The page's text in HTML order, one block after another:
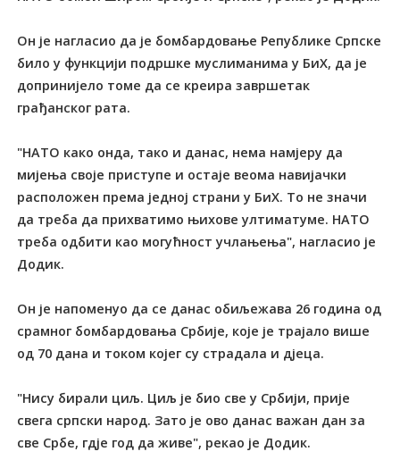
Он је нагласио да је бомбардовање Републике Српске
било у функцији подршке муслиманима у БиХ, да је
допринијело томе да се креира завршетак
грађанског рата.
"НАТО како онда, тако и данас, нема намјеру да
мијења своје приступе и остаје веома навијачки
расположен према једној страни у БиХ. То не значи
да треба да прихватимо њихове ултиматуме. НАТО
треба одбити као могућност учлањења", нагласио је
Додик.
Он је напоменуо да се данас обиљежава 26 година од
срамног бомбардовања Србије, које је трајало више
од 70 дана и током којег су страдала и дјеца.
"Нису бирали циљ. Циљ је био све у Србији, прије
свега српски народ. Зато је ово данас важан дан за
све Србе, гдје год да живе", рекао је Додик.